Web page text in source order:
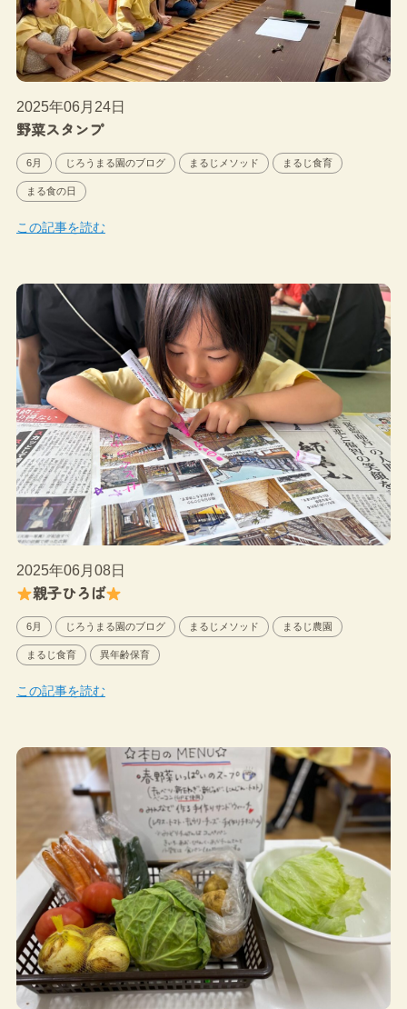
2025年06月24日
野菜スタンプ
6月 じろうまる園のブログ まるじメソッド まるじ食育
まる食の日
この記事を読む
2025年06月08日
親子ひろば
6月 じろうまる園のブログ まるじメソッド まるじ農園
まるじ食育 異年齢保育
この記事を読む